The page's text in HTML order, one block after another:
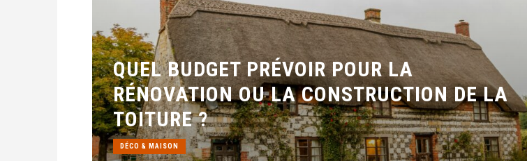
QUEL BUDGET PRÉVOIR POUR LA
RÉNOVATION OU LA CONSTRUCTION DE LA
TOITURE ?
DÉCO & MAISON